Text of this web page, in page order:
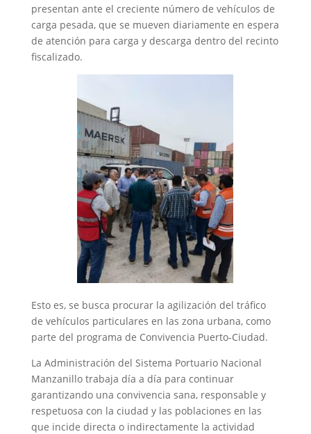
presentan ante el creciente número de vehículos de
carga pesada, que se mueven diariamente en espera
de atención para carga y descarga dentro del recinto
fiscalizado.
Esto es, se busca procurar la agilización del tráfico
de vehículos particulares en las zona urbana, como
parte del programa de Convivencia Puerto-Ciudad.
La Administración del Sistema Portuario Nacional
Manzanillo trabaja día a día para continuar
garantizando una convivencia sana, responsable y
respetuosa con la ciudad y las poblaciones en las
que incide directa o indirectamente la actividad